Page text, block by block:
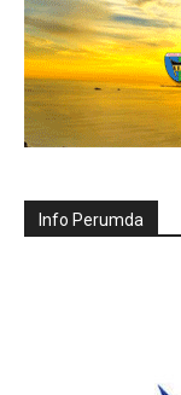
Info Perumda